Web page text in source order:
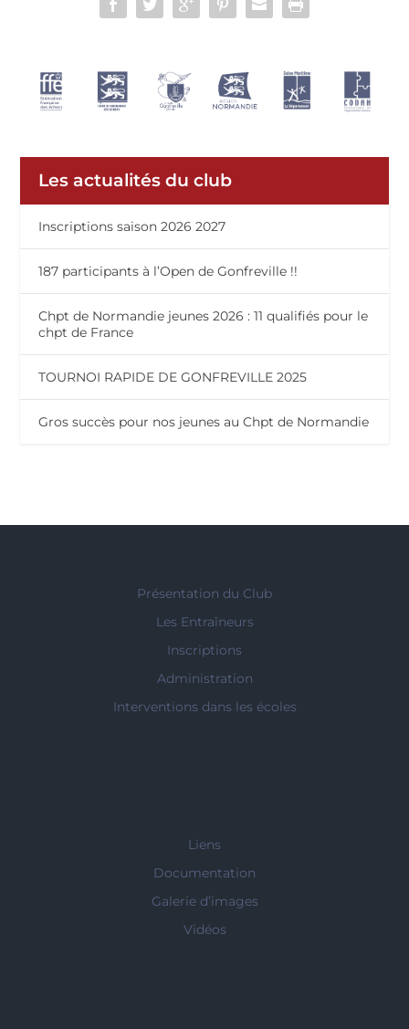
Les actualités du club
Inscriptions saison 2026 2027
187 participants à l’Open de Gonfreville !!
Chpt de Normandie jeunes 2026 : 11 qualifiés pour le
chpt de France
TOURNOI RAPIDE DE GONFREVILLE 2025
Gros succès pour nos jeunes au Chpt de Normandie
Présentation du Club
Les Entraîneurs
Inscriptions
Administration
Interventions dans les écoles
Liens
Documentation
Galerie d’images
Vidéos